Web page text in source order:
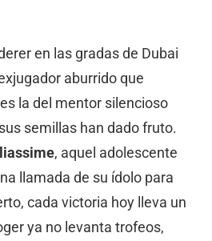
en las gradas de Dubai
aburrido que
la del mentor silencioso
semillas han dado fruto.
, aquel adolescente
llamada de su ídolo para
cada victoria hoy lleva un
ya no levanta trofeos,